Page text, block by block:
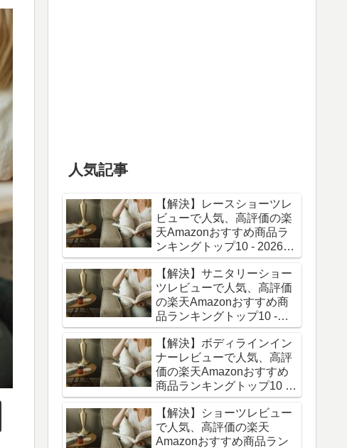
人気記事
【解決】レースショーツレ
ビューで人気、高評価の楽
天Amazonおすすめ商品ラ
ンキングトップ10 - 2026年
06月最新版
【解決】サニタリーショー
ツレビューで人気、高評価
の楽天Amazonおすすめ商
品ランキングトップ10 -
2026年06月最新版
【解決】ボディラインイン
ナーレビューで人気、高評
価の楽天Amazonおすすめ
商品ランキングトップ10 -
2026年06月最新版
【解決】ショーツレビュー
で人気、高評価の楽天
Amazonおすすめ商品ラン